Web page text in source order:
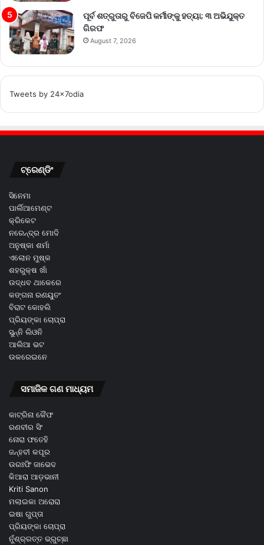
ପୂର୍ବ ଶତ୍ରୁତାରୁ ବିଜେପି କର୍ମୀଙ୍କୁ ହତ୍ୟା; ୩ ଅଭିଯୁକ୍ତ
ଗିରଫ
August 7, 2026
Tweets by 24x7odia
ଟ୍ରେଣ୍ଡିଂ
ସିନେମା
ପାର୍ଲିଆମେଣ୍ଟ
କ୍ରିକେଟ
ନରେନ୍ଦ୍ର ମୋଦି
ଅନୁଷ୍କା ଶର୍ମା
ଏଲୋନ ମୁଷ୍କ
ଶହରୁକ୍ଷ ଖାଁ
ଉଦ୍ଧବ ଥାକେରେ
କଙ୍ଗନା ରଣୟୁତଂ
ବିରାଟ କୋହଲି
ପ୍ରିୟଙ୍କା ଚୋପ୍ରା
ସୁନ୍ନି ଲିଓନି
ଆଲିଆ ଭଟ
ଉକରେଇନେ
ସମାଜିକ ଗଣ ମାଧ୍ୟମ
କାଟ୍ରିନା କୈଫ
ରଣବୀର ସିଂ
ନୋରା ଫତେହି
ଜନ୍ହବୀ କପୂର
ଉରଃଫି ଜାଭେଦ
କିଆରା ଆଡ଼ଭାନୀ
Kriti Sanon
ମଲାଇକା ଅରୋରା
ଇଷା ଗୁପ୍ତା
ପ୍ରିୟଙ୍କା ଚୋପ୍ରା
ନୁଁଶ୍ର୍ରତ୍ତ ଭ୍ରୁଚ୍ଛା